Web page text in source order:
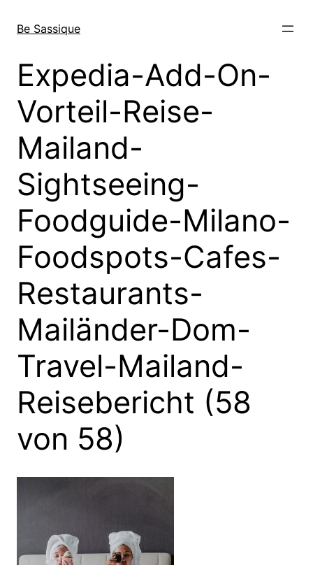
zum
wechseln
Be Sassique
Expedia-Add-On-
Vorteil-Reise-
Mailand-
Sightseeing-
Foodguide-Milano-
Foodspots-Cafes-
Restaurants-
Mailänder-Dom-
Travel-Mailand-
Reisebericht (58
von 58)